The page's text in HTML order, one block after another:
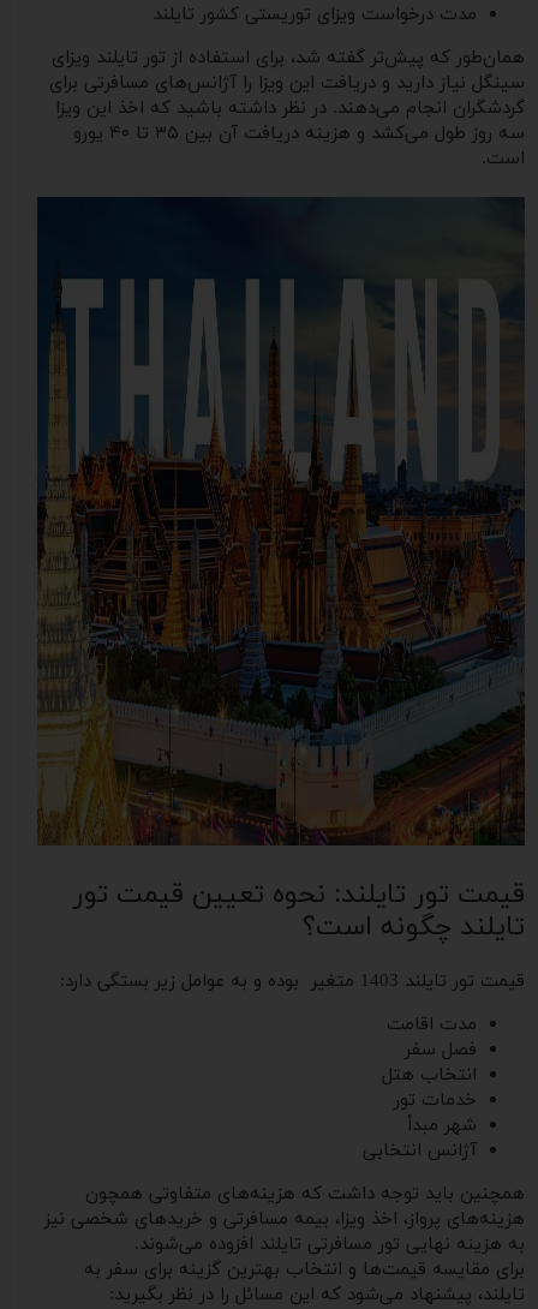
مدت درخواست ویزای توریستی کشور تایلند
همان‌طور که پیش‌تر گفته شد، برای استفاده از تور تایلند ویزای
سینگل نیاز دارید و دریافت این ویزا را آژانس‌های مسافرتی برای
گردشگران انجام می‌دهند. در نظر داشته باشید که اخذ این ویزا
سه روز طول می‌کشد و هزینه دریافت آن بین ۳۵ تا ۴۰ یورو
است.
قیمت تور تایلند: نحوه تعیین قیمت تور
تایلند چگونه است؟
قیمت تور تایلند 1403 متغیر بوده و به عوامل زیر بستگی دارد:
مدت اقامت
فصل سفر
انتخاب هتل
خدمات تور
شهر مبدأ
آژانس انتخابی
همچنین باید توجه داشت که هزینه‌های متفاوتی همچون
هزینه‌های پرواز، اخذ ویزا، بیمه مسافرتی و خریدهای شخصی نیز
به هزینه نهایی تور مسافرتی تایلند افزوده می‌شوند.
برای مقایسه قیمت‌ها و انتخاب بهترین گزینه برای سفر به
تایلند، پیشنهاد می‌شود که این مسائل را در نظر بگیرید: